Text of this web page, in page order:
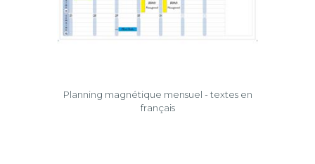
Planning magnétique mensuel - textes en
français